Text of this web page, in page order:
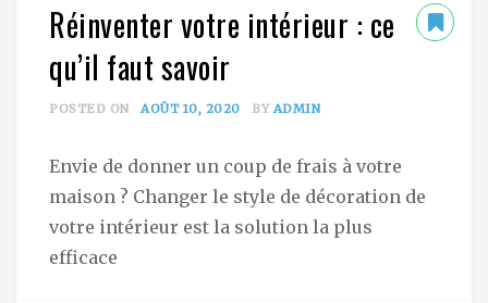
Réinventer votre intérieur : ce
qu’il faut savoir
POSTED ON AOÛT 10, 2020 BY ADMIN
Envie de donner un coup de frais à votre
maison ? Changer le style de décoration de
votre intérieur est la solution la plus
efficace